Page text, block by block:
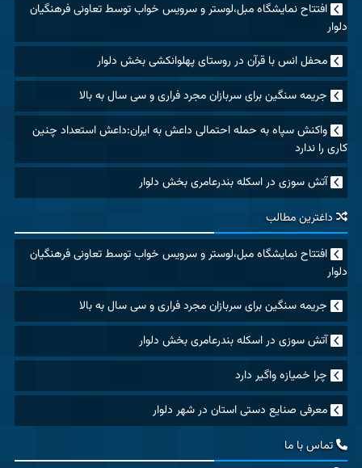
افتتاح نمایشگاه مبل،لوستر و سرویس خواب توسط تعاونی فرهنگیان
دلوار
محفل انس با قرآن در روستای پهلوانکشی بخش دلوار
جریمه سنگین برای سربازان مجرد فراری و سی سال به بالا
واکنش سپاه به حمله احتمالی داعش به ایران:داعش استعداد چنین
کاری را ندارد
آتش سوزی در اسکله بندرعامری بخش دلوار
داغترین مطالب
افتتاح نمایشگاه مبل،لوستر و سرویس خواب توسط تعاونی فرهنگیان
دلوار
جریمه سنگین برای سربازان مجرد فراری و سی سال به بالا
آتش سوزی در اسکله بندرعامری بخش دلوار
چرا خمیازه واگیر دارد
معرفی صنایع دستی استان در شهر دلوار
تماس با ما